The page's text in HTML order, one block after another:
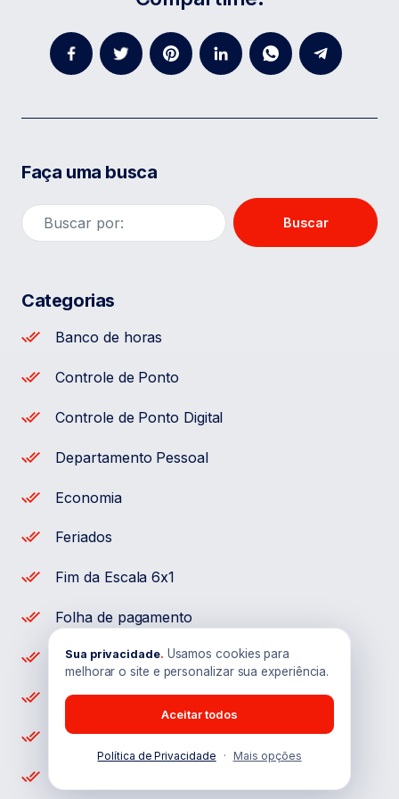
Faça uma busca
Buscar
Categorias
Banco de horas
Controle de Ponto
Controle de Ponto Digital
Departamento Pessoal
Economia
Feriados
Fim da Escala 6x1
Folha de pagamento
Funcionários
Gestão de Empresas
Gestão de Pessoas
Sua privacidade. Usamos cookies para
melhorar o site e personalizar sua experiência.
Aceitar todos
Política de Privacidade · Mais opções